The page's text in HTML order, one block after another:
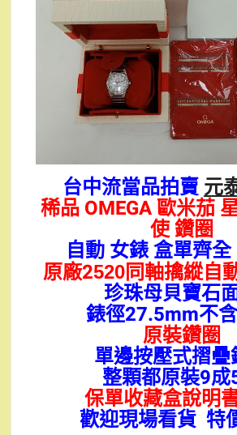
台中流當品拍賣元
稀品 OMEGA 歐米茄
使 鑽圈
自動 女錶 盒單齊
原廠2520同軸擒縱自
珍珠母貝寶石
錶徑27.5mm不
原裝鑽圈
單邊按壓式摺疊
整顆都原裝9成
保單收藏盒說明
歡迎現場看貨 特